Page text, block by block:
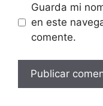
Guarda mi
en este
comente.